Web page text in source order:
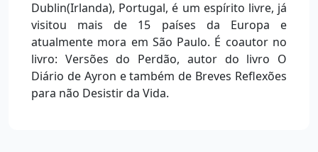
Dublin(Irlanda), Portugal, é um espírito livre, já
visitou mais de 15 países da Europa e
atualmente mora em São Paulo. É coautor no
livro: Versões do Perdão, autor do livro O
Diário de Ayron e também de Breves Reflexões
para não Desistir da Vida.